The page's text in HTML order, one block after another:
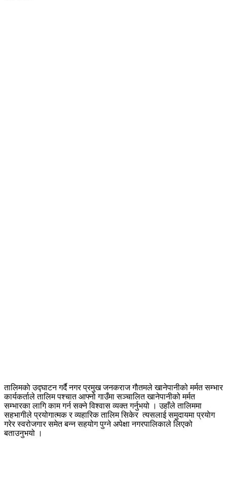
तालिमकाे उद्घाटन गर्दै नगर प्रमुख जनकराज गाैतमले खानेपानीको मर्मत सम्भार
कार्यकर्ताले तालिम पश्चात आफ्नो गाउँमा सञ्चालित खानेपानीको मर्मत
सम्भारका लागि काम गर्न सक्ने विश्वास व्यक्त गर्नुभयो । उहाँले तालिममा
सहभागीले प्रयोगात्मक र व्यहारिक तालिम सिकेर त्यसलाई समुदायमा प्रयाेग
गरेर स्वरोजगार समेत बन्न सहयोग पुग्ने अपेक्षा नगरपालिकाले लिएको
बताउनुभयो ।